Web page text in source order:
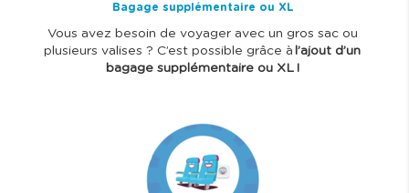
Bagage supplémentaire ou XL
Vous avez besoin de voyager avec un gros sac ou
plusieurs valises ? C’est possible grâce à l’ajout d’un
bagage supplémentaire ou XL !